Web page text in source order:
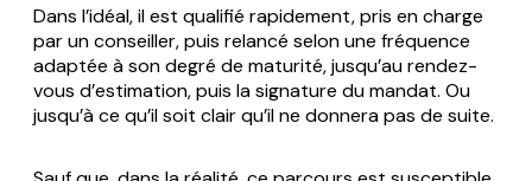
Dans l’idéal, il est qualifié rapidement, pris en charge
par un conseiller, puis relancé selon une fréquence
adaptée à son degré de maturité, jusqu’au rendez-
vous d’estimation, puis la signature du mandat. Ou
jusqu’à ce qu’il soit clair qu’il ne donnera pas de suite.